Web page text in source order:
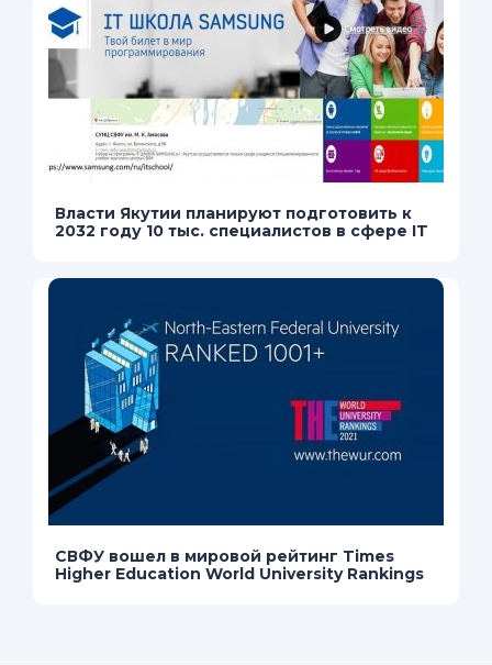
Власти Якутии планируют подготовить к
2032 году 10 тыс. специалистов в сфере IT
СВФУ вошел в мировой рейтинг Times
Higher Education World University Rankings